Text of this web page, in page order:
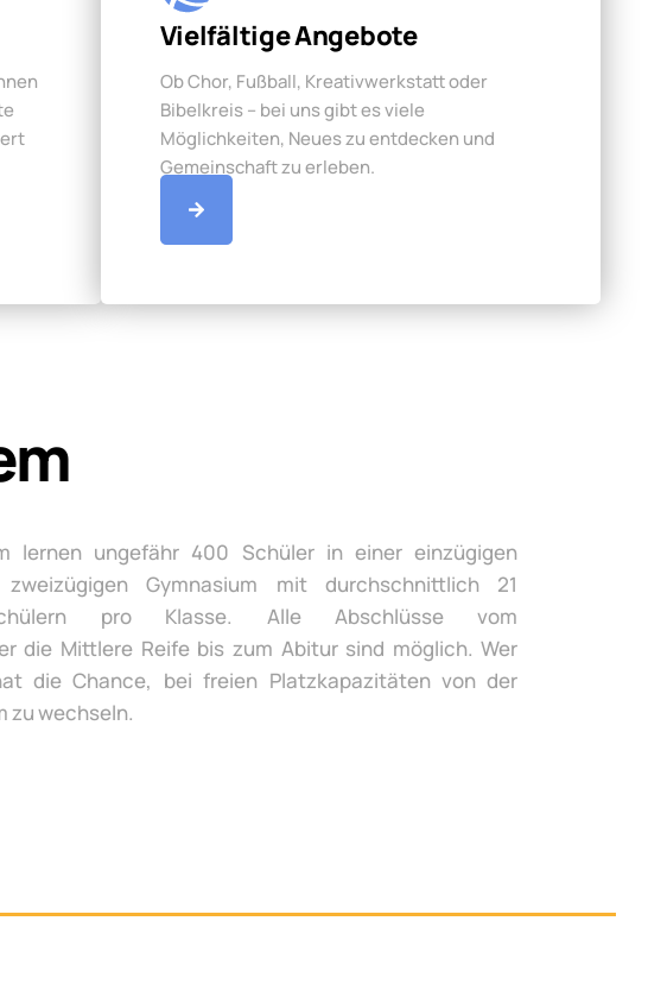
Vielfältige Angebote
Ob Chor, Fußball, Kreativwerkstatt oder
Bibelkreis – bei uns gibt es viele
Möglichkeiten, Neues zu entdecken und
Gemeinschaft zu erleben.
lernen ungefähr 400 Schüler in einer einzügigen
Gymnasium mit durchschnittlich 21
pro Klasse. Alle Abschlüsse vom
die Mittlere Reife bis zum Abitur sind möglich. Wer
die Chance, bei freien Platzkapazitäten von der
zu wechseln.